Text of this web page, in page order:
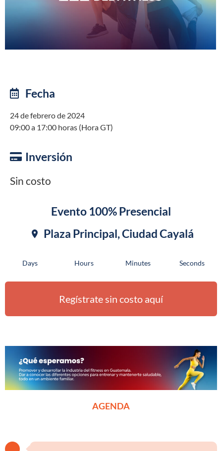
Fecha
24 de febrero de 2024
09:00 a 17:00 horas (Hora GT)
Inversión
Sin costo
Evento 100% Presencial
Plaza Principal, Ciudad Cayalá
Days Hours Minutes Seconds
Regístrate sin costo aquí
AGENDA